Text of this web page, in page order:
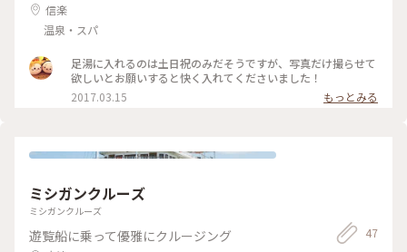
信楽
温泉・スパ
足湯に入れるのは土日祝のみだそうですが、写真だけ撮らせて
欲しいとお願いすると快く入れてくださいました！
2017.03.15
もっとみる
ミシガンクルーズ
ミシガンクルーズ
遊覧船に乗って優雅にクルージング 47